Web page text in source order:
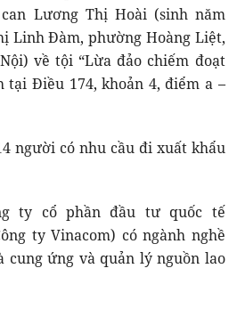
Lương Thị Hoài (sinh năm
Linh Đàm, phường Hoàng Liệt,
về tội “Lừa đảo chiếm đoạt
tại Điều 174, khoản 4, điểm a –
người có nhu cầu đi xuất khẩu
ty cổ phần đầu tư quốc tế
ty Vinacom) có ngành nghề
cung ứng và quản lý nguồn lao